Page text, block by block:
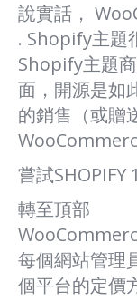
說實話，
. Shopify主題
Shopify主題
面，開源是如
的銷售（或贈
嘗試SHOPIFY
轉至頂部
每個網站管理
個平台的定價